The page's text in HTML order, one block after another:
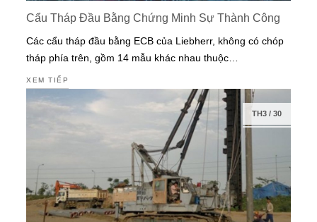
Cẩu Tháp Đầu Bằng Chứng Minh Sự Thành Công
Các cẩu tháp đầu bằng ECB của Liebherr, không có chóp
tháp phía trên, gồm 14 mẫu khác nhau thuộc…
XEM TIẾP
TH3/ 30